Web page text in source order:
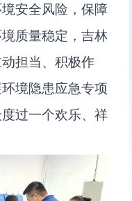
安全风险，保障
质量稳定，吉林
担当、积极作
境隐患应急专项
过一个欢乐、祥